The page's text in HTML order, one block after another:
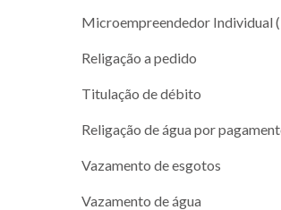
Microempreendedor Individual
Religação a pedido
Titulação de débito
Religação de água por
Vazamento de esgotos
Vazamento de água